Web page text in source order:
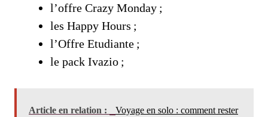
l’offre Crazy Monday ;
les Happy Hours ;
l’Offre Etudiante ;
le pack Ivazio ;
Article en relation :
Voyage en solo : comment rester